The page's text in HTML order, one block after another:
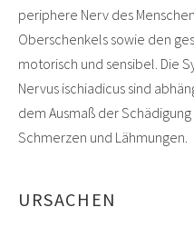
periphere Nerv des
Oberschenkels sowie den
motorisch und sensibel. Die
Nervus ischiadicus sind
dem Ausmaß der
Schmerzen und Lähmungen.
URSACHEN